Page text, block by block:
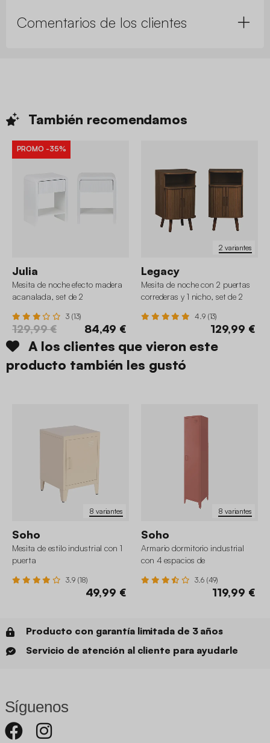
Comentarios de los clientes
También recomendamos
PROMO -35%
Julia
Mesita de noche efecto madera
acanalada, set de 2
3 (13)
129,99 € 84,49 €
2 variantes
Legacy
Mesita de noche con 2 puertas
correderas y 1 nicho, set de 2
4.9 (13)
129,99 €
A los clientes que vieron este
producto también les gustó
8 variantes
Soho
Mesita de estilo industrial con 1
puerta
3.9 (18)
49,99 €
8 variantes
Soho
Armario dormitorio industrial
con 4 espacios de
3.6 (49)
119,99 €
Producto con garantía limitada de 3 años
Servicio de atención al cliente para ayudarle
Síguenos